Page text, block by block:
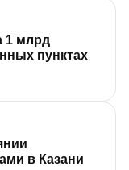
1 млрд
пунктах
в Казани